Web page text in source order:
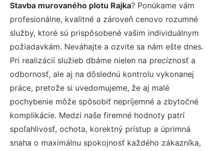
Stavba murovaného plotu Rajka? Ponúkame vám
profesionálne, kvalitné a zároveň cenovo rozumné
služby, ktoré sú prispôsobené vašim individuálnym
požiadavkám. Neváhajte a ozvite sa nám ešte dnes.
Pri realizácií služieb dbáme nielen na precíznosť a
odbornosť, ale aj na dôslednú kontrolu vykonanej
práce, pretože si uvedomujeme, že aj malé
pochybenie môže spôsobiť nepríjemné a zbytočné
komplikácie. Medzi naše firemné hodnoty patrí
spoľahlivosť, ochota, korektný prístup a úprimná
snaha o maximálnu spokojnosť každého zákazníka,